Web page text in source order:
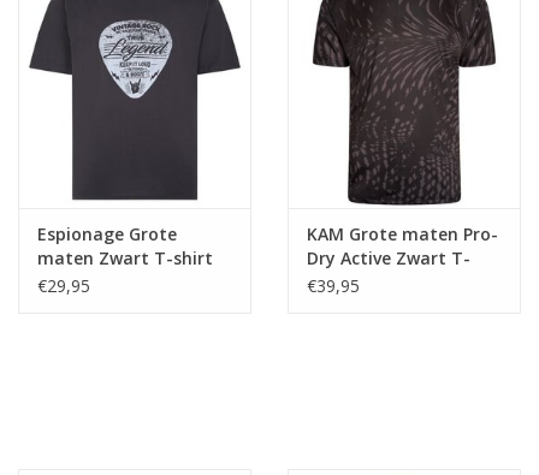
Espionage Grote
maten Zwart T-shirt
"Music Legend"
€29,95
KAM Grote maten Pro-
Dry Active Zwart T-
shirt
€39,95